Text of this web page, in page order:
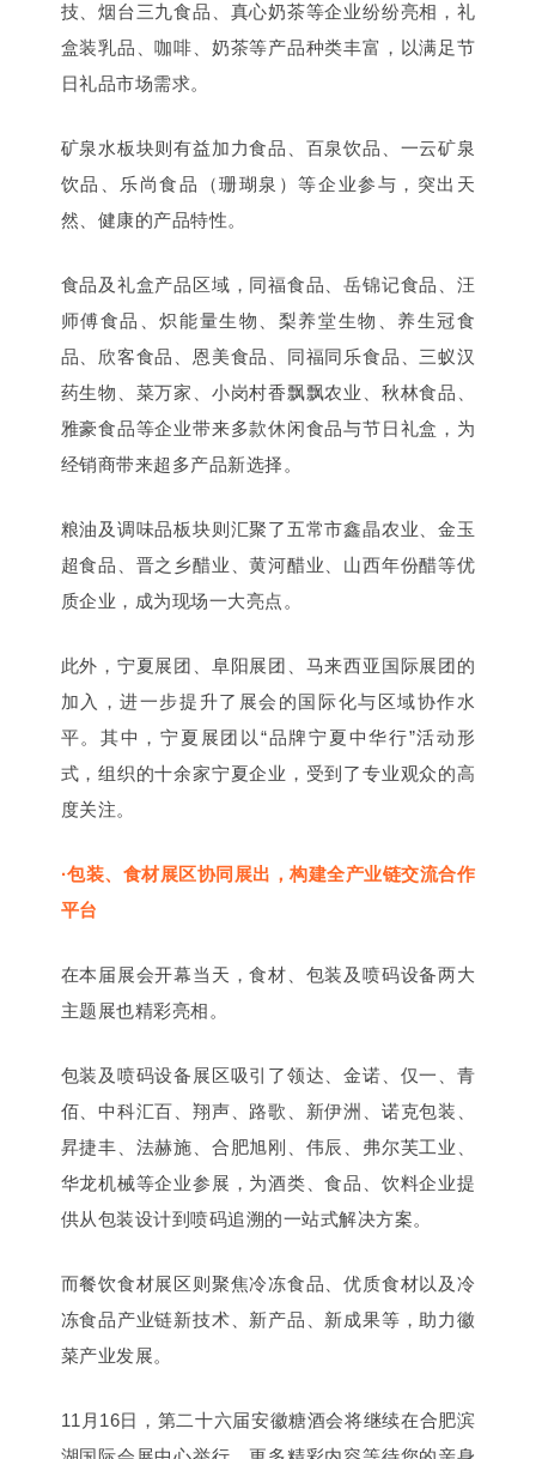
技、烟台三九食品、真心奶茶等企业纷纷亮相，礼
盒装乳品、咖啡、奶茶等产品种类丰富，以满足节
日礼品市场需求。
矿泉水板块则有益加力食品、百泉饮品、一云矿泉
饮品、乐尚食品（珊瑚泉）等企业参与，突出天
然、健康的产品特性。
食品及礼盒产品区域，同福食品、岳锦记食品、汪
师傅食品、炽能量生物、梨养堂生物、养生冠食
品、欣客食品、恩美食品、同福同乐食品、三蚁汉
药生物、菜万家、小岗村香飘飘农业、秋林食品、
雅豪食品等企业带来多款休闲食品与节日礼盒，为
经销商带来超多产品新选择。
粮油及调味品板块则汇聚了五常市鑫晶农业、金玉
超食品、晋之乡醋业、黄河醋业、山西年份醋等优
质企业，成为现场一大亮点。
此外，宁夏展团、阜阳展团、马来西亚国际展团的
加入，进一步提升了展会的国际化与区域协作水
平。其中，宁夏展团以“品牌宁夏中华行”活动形
式，组织的十余家宁夏企业，受到了专业观众的高
度关注。
·包装、食材展区协同展出，构建全产业链交流合作
平台
在本届展会开幕当天，食材、包装及喷码设备两大
主题展也精彩亮相。
包装及喷码设备展区吸引了领达、金诺、仅一、青
佰、中科汇百、翔声、路歌、新伊洲、诺克包装、
昇捷丰、法赫施、合肥旭刚、伟辰、弗尔芙工业、
华龙机械等企业参展，为酒类、食品、饮料企业提
供从包装设计到喷码追溯的一站式解决方案。
而餐饮食材展区则聚焦冷冻食品、优质食材以及冷
冻食品产业链新技术、新产品、新成果等，助力徽
菜产业发展。
11月16日，第二十六届安徽糖酒会将继续在合肥滨